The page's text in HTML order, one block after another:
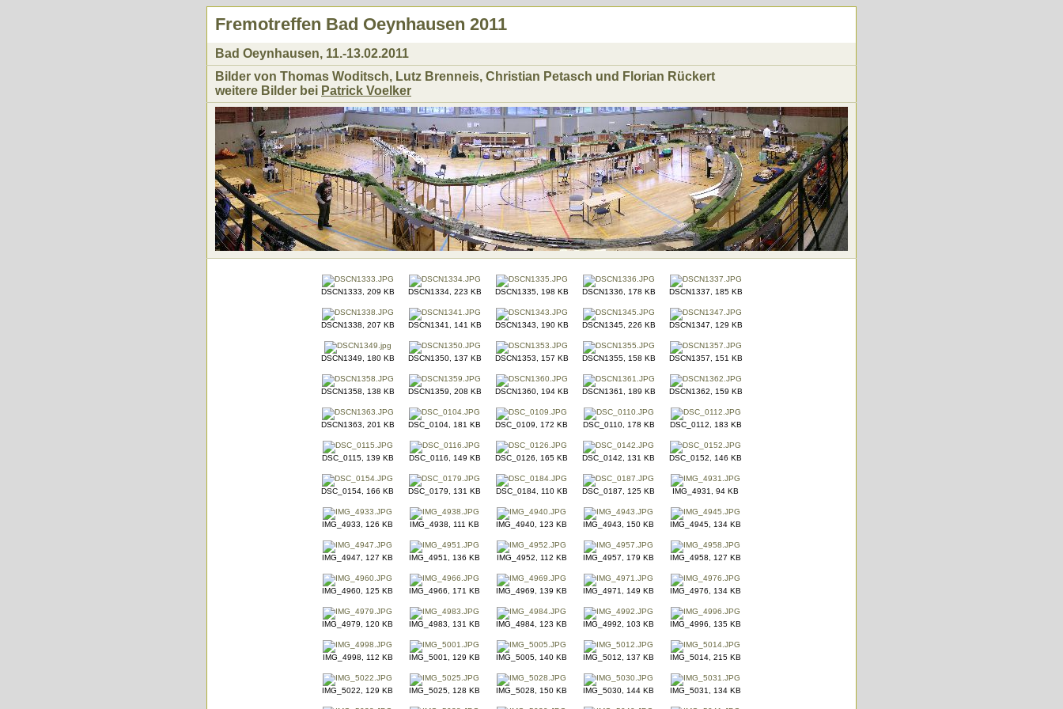
Fremotreffen Bad Oeynhausen 2011
Bad Oeynhausen, 11.-13.02.2011
Bilder von Thomas Woditsch, Lutz Brenneis, Christian Petasch und Florian Rückert
weitere Bilder bei Patrick Voelker
DSCN1333, 209 KB DSCN1334, 223 KB DSCN1335, 198 KB DSCN1336, 178 KB DSCN1337, 185 KB
DSCN1338, 207 KB DSCN1341, 141 KB DSCN1343, 190 KB DSCN1345, 226 KB DSCN1347, 129 KB
DSCN1349, 180 KB DSCN1350, 137 KB DSCN1353, 157 KB DSCN1355, 158 KB DSCN1357, 151 KB
DSCN1358, 138 KB DSCN1359, 208 KB DSCN1360, 194 KB DSCN1361, 189 KB DSCN1362, 159 KB
DSCN1363, 201 KB DSC_0104, 181 KB DSC_0109, 172 KB DSC_0110, 178 KB DSC_0112, 183 KB
DSC_0115, 139 KB DSC_0116, 149 KB DSC_0126, 165 KB DSC_0142, 131 KB DSC_0152, 146 KB
DSC_0154, 166 KB DSC_0179, 131 KB DSC_0184, 110 KB DSC_0187, 125 KB IMG_4931, 94 KB
IMG_4933, 126 KB IMG_4938, 111 KB IMG_4940, 123 KB IMG_4943, 150 KB IMG_4945, 134 KB
IMG_4947, 127 KB IMG_4951, 136 KB IMG_4952, 112 KB IMG_4957, 179 KB IMG_4958, 127 KB
IMG_4960, 125 KB IMG_4966, 171 KB IMG_4969, 139 KB IMG_4971, 149 KB IMG_4976, 134 KB
IMG_4979, 120 KB IMG_4983, 131 KB IMG_4984, 123 KB IMG_4992, 103 KB IMG_4996, 135 KB
IMG_4998, 112 KB IMG_5001, 129 KB IMG_5005, 140 KB IMG_5012, 137 KB IMG_5014, 215 KB
IMG_5022, 129 KB IMG_5025, 128 KB IMG_5028, 150 KB IMG_5030, 144 KB IMG_5031, 134 KB